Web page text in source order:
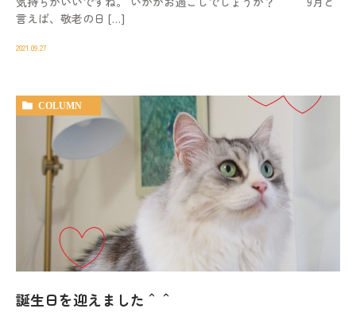
言えば、敬老の日 […]
2021.09.27
COLUMN
誕生日を迎えました＾＾